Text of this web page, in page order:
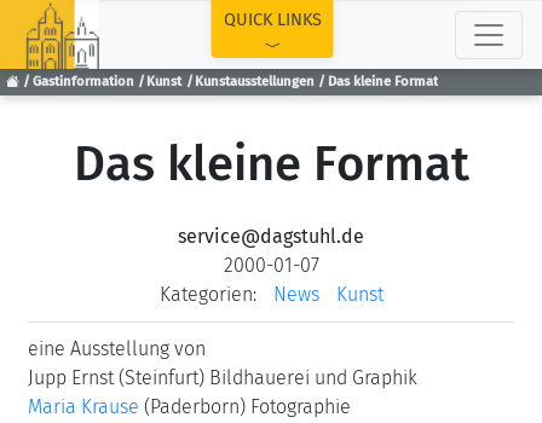
Gastinformation Kunst Kunstausstellungen Das kleine Format
QUICK LINKS
Das kleine Format
service@dagstuhl.de
2000-01-07
Kategorien:
News Kunst
eine Ausstellung von
Jupp Ernst (Steinfurt) Bildhauerei und Graphik
Maria Krause (Paderborn) Fotographie